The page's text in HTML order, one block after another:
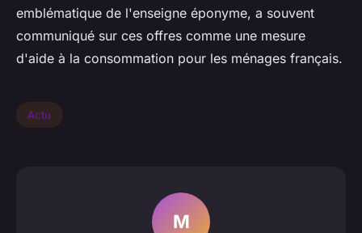
emblématique de l'enseigne éponyme, a souvent
communiqué sur ces offres comme une mesure
d'aide à la consommation pour les ménages français.
Actu
M